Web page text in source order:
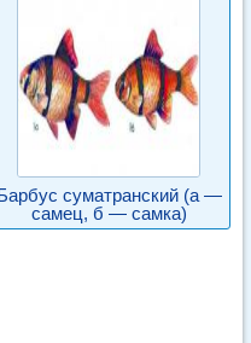
суматранский (а —
самец, б — самка)